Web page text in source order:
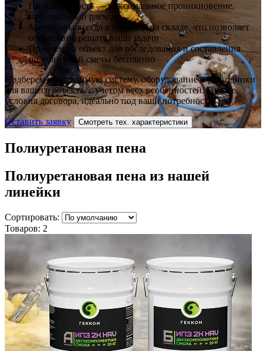
Низкая вязкость — максимальное проникновение,
минимальный расход
Материалы всегда в наличии на складе, что позволяет
оперативно решать ваши задачи
Приедем на объект для обследования и составления
полноценной сметы бесплатно
Подберем необходимую систему, оборудование и расходники
для вашего объекта, с учетом всех особенностей. Гибкие
условия договора, идеально под ваши потребности!
Оставить заявку Смотреть тех. характеристики
Полиуретановая пена
Полиуретановая пена из нашей
линейки
Сортировать:
Товаров: 2